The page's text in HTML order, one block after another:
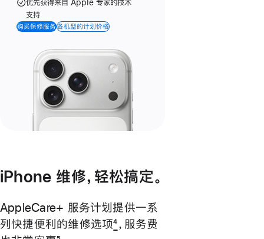
优先获得来自 Apple 专家的技术
支持
购买保修服务各机型的计划价格
iPhone 维修，轻松搞定。
AppleCare+ 服务计划提供一系
列快捷便利的维修选项4， 服务费